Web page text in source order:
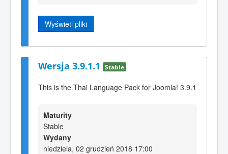
Wyświetl pliki
Wersja 3.9.1.1 Stable
This is the Thai Language Pack for Joomla! 3.9.1
Maturity
Stable
Wydany
niedziela, 02 grudzień 2018 17:00